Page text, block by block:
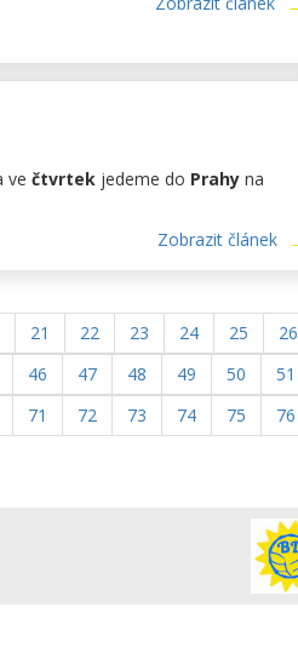
ve čtvrtekjedeme do Prahyna
Zobrazit článek
21 22 23 24 25
26
46 47 48 49 50
51
71 72 73 74 75
76